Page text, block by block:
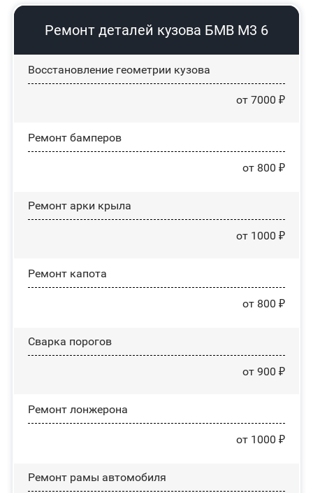
Ремонт деталей кузова БМВ М3 6
Восстановление геометрии кузова
от 7000 ₽
Ремонт бамперов
от 800 ₽
Ремонт арки крыла
от 1000 ₽
Ремонт капота
от 800 ₽
Сварка порогов
от 900 ₽
Ремонт лонжерона
от 1000 ₽
Ремонт рамы автомобиля